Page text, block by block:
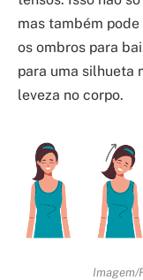
mas também
os ombros para
para uma silhueta
leveza no corpo.
Imagem/